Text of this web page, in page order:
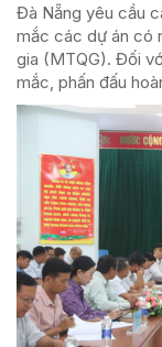
Đà Nẵng yêu cầu
mắc các dự án có
gia (MTQG). Đối
mắc, phấn đấu